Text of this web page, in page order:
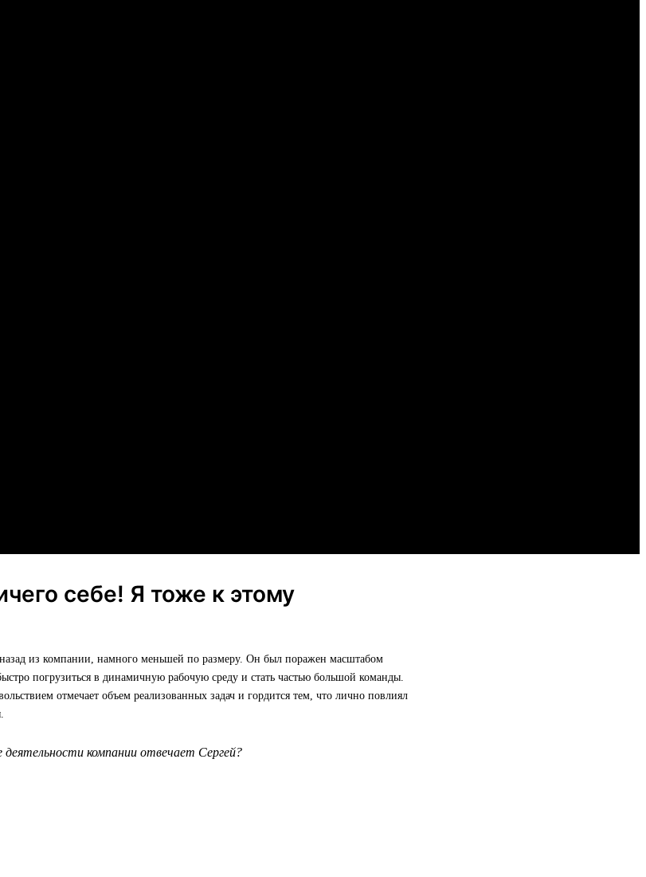
себе! Я тоже к этому
из компании, намного меньшей по размеру. Он был поражен масштабом
погрузиться в динамичную рабочую среду и стать частью большой команды.
отмечает объем реализованных задач и гордится тем, что лично повлиял
деятельности компании отвечает Сергей?